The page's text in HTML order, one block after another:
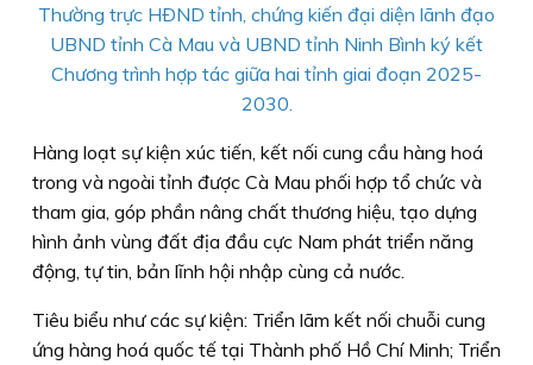
Thường trực HÐND tỉnh, chứng kiến đại diện lãnh đạo
UBND tỉnh Cà Mau và UBND tỉnh Ninh Bình ký kết
Chương trình hợp tác giữa hai tỉnh giai đoạn 2025-
2030.
Hàng loạt sự kiện xúc tiến, kết nối cung cầu hàng hoá
trong và ngoài tỉnh được Cà Mau phối hợp tổ chức và
tham gia, góp phần nâng chất thương hiệu, tạo dựng
hình ảnh vùng đất địa đầu cực Nam phát triển năng
động, tự tin, bản lĩnh hội nhập cùng cả nước.
Tiêu biểu như các sự kiện: Triển lãm kết nối chuỗi cung
ứng hàng hoá quốc tế tại Thành phố Hồ Chí Minh; Triển